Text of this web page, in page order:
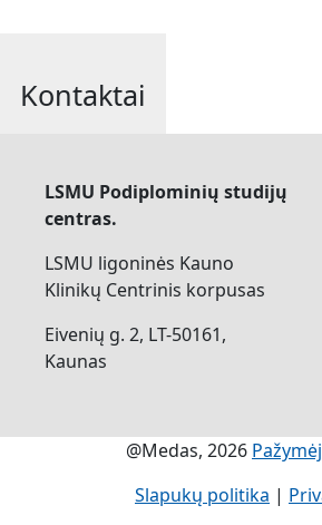
Kontaktai
LSMU Podiplominių studijų
centras.
LSMU ligoninės Kauno
Klinikų Centrinis korpusas
Eivenių g. 2, LT-50161,
Kaunas
@Medas, 2026
Slapukų politika |